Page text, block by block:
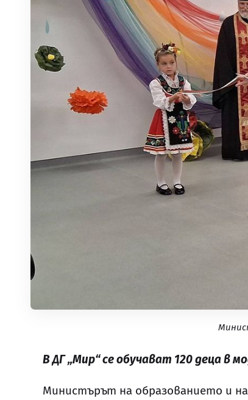
В ДГ „Мир“ се обучават 120 деца в
Министърът на образованието и